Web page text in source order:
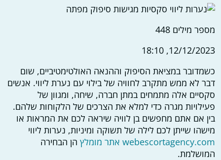
מספר מילים 448
12/12/2023, 18:10
כשמדובר במציאת הסיפוק וההנאה האולטימטיביים, שום
דבר לא ממש מתקרב לחוויה של בילוי עם נערת ליווי. אנשים
סקסיים אלה מתמחים במתן חברה, שיחה, ומגוון של
פעילויות מגרה כדי למלא את הצרכים של הלקוחות שלהם.
בין אם אתם מחפשים בן לוויה שיראה לכם את המראות או
מישהו שייתן לכם לילה של תשוקה ומיניות, נערות ליווי
webescortagency.com אתר מומלץ
הן הבחירה
המושלמת.